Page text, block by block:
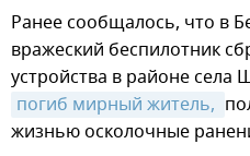
Ранее сообщалось, что в
вражеский беспилотник
устройства в районе села
погиб мирный житель,
жизнью осколочные